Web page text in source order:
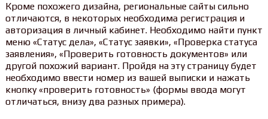
Кроме похожего дизайна, региональные сайты сильно
отличаются, в некоторых необходима регистрация и
авторизация в личный кабинет. Необходимо найти пункт
меню «Статус дела», «Статус заявки», «Проверка статуса
заявления», «Проверить готовность документов» или
другой похожий вариант. Пройдя на эту страницу будет
необходимо ввести номер из вашей выписки и нажать
кнопку «проверить готовность» (формы ввода могут
отличаться, внизу два разных примера).